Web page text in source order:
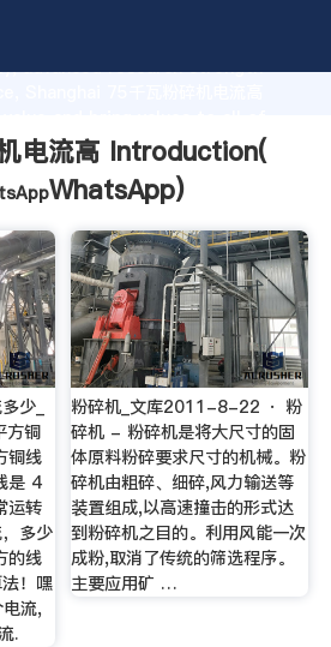
advanced research strength
电流高 Introduction(
WhatsApp)
少_
铜
铜线
是 4
运转
多少
的线
！嘿
流,
.
粉碎机_文库2011-8-22 · 粉
碎机 - 粉碎机是将大尺寸的固
体原料粉碎要求尺寸的机械。粉
碎机由粗碎、细碎,风力输送等
装置组成,以高速撞击的形式达
到粉碎机之目的。利用风能一次
成粉,取消了传统的筛选程序。
主要应用矿 …